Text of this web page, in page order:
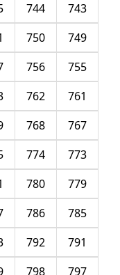
743
744
749
750
755
756
761
762
767
768
773
774
779
780
785
786
791
792
797
798